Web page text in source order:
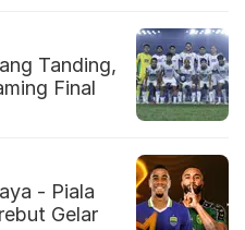
Tanding,
Final
- Piala
Gelar